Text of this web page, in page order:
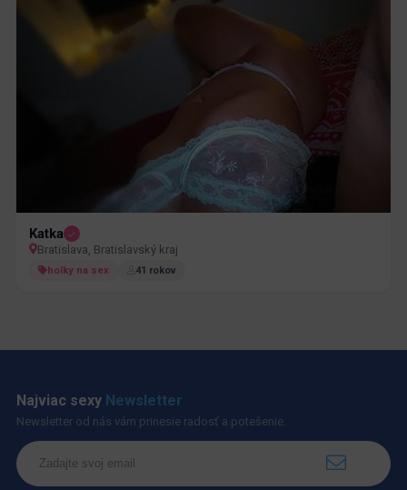
Katka
Bratislava, Bratislavský kraj
holky na sex 41 rokov
Najviac sexy Newsletter
Newsletter od nás vám prinesie radosť a potešenie.